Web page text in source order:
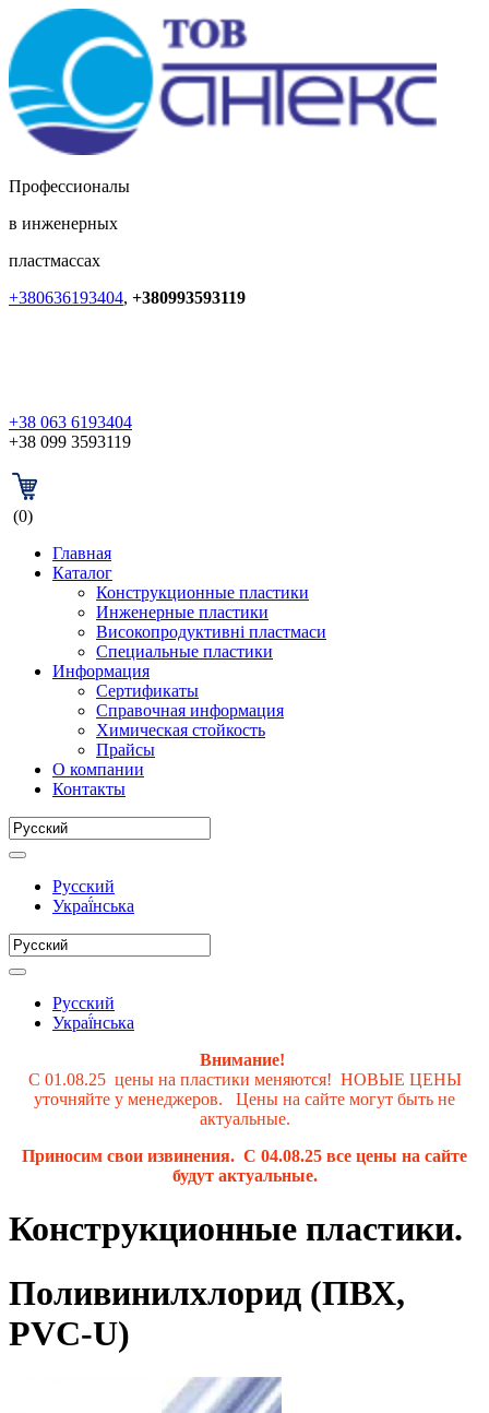
Профессионалы
в инженерных
пластмассах
+380636193404, +380993593119
+38 063 6193404
+38 099 3593119
(0)
Главная
Каталог
Конструкционные пластики
Инженерные пластики
Високопродуктивні пластмаси
Специальные пластики
Информация
Сертификаты
Справочная информация
Химическая стойкость
Прайсы
О компании
Контакты
Русский
Украї́нська
Русский
Украї́нська
Внимание!
С 01.08.25 цены на пластики меняются! НОВЫЕ ЦЕНЫ
уточняйте у менеджеров. Цены на сайте могут быть не
актуальные.
Приносим свои извинения. С 04.08.25 все цены на сайте
будут актуальные.
Конструкционные пластики.
Поливинилхлорид (ПВХ,
PVC-U)